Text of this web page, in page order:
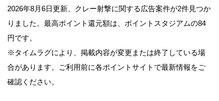
2026年8月6日更新、クレー射撃に関する広告案件が2件見つか
りました。最高ポイント還元額は、ポイントスタジアムの84
円です。
※タイムラグにより、掲載内容が変更または終了している場
合があります。ご利用前に各ポイントサイトで最新情報をご
確認ください。